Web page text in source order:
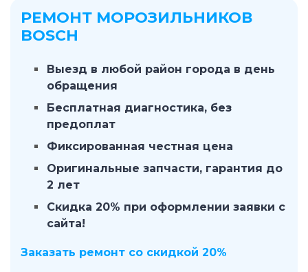
РЕМОНТ МОРОЗИЛЬНИКОВ
BOSCH
Выезд в любой район города в день
обращения
Бесплатная диагностика, без
предоплат
Фиксированная честная цена
Оригинальные запчасти, гарантия до
2 лет
Скидка 20% при оформлении заявки с
сайта!
Заказать ремонт со скидкой 20%